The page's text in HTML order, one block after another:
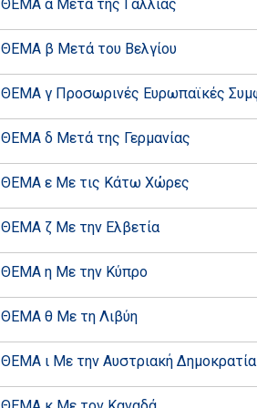
ΘΕΜΑ α Μετά της Γαλλίας
ΘΕΜΑ β Μετά του Βελγίου
ΘΕΜΑ γ Προσωρινές Ευρωπαϊκές
ΘΕΜΑ δ Μετά της Γερμανίας
ΘΕΜΑ ε Με τις Κάτω Χώρες
ΘΕΜΑ ζ Με την Ελβετία
ΘΕΜΑ η Με την Κύπρο
ΘΕΜΑ θ Με τη Λιβύη
ΘΕΜΑ ι Με την Αυστριακή Δημοκρατία